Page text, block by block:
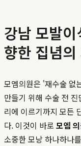
강남 모발
향한 집념의
모엠의원은 '재수술 없
만들기 위해 수술 전
리에 이르기까지 모든
다. 이것이 바로 모엠
소중한 모낭 하나하나